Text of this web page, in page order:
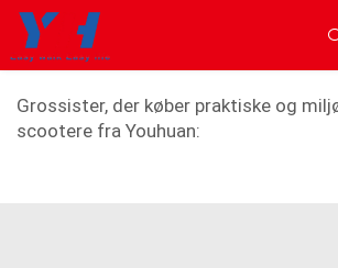
Portabel elektrisk
Grossister, der køber praktiske og
scootere fra Youhuan: